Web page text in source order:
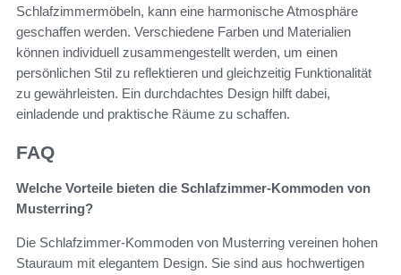
Schlafzimmermöbeln, kann eine harmonische Atmosphäre
geschaffen werden. Verschiedene Farben und Materialien
können individuell zusammengestellt werden, um einen
persönlichen Stil zu reflektieren und gleichzeitig Funktionalität
zu gewährleisten. Ein durchdachtes Design hilft dabei,
einladende und praktische Räume zu schaffen.
FAQ
Welche Vorteile bieten die Schlafzimmer-Kommoden von
Musterring?
Die Schlafzimmer-Kommoden von Musterring vereinen hohen
Stauraum mit elegantem Design. Sie sind aus hochwertigen